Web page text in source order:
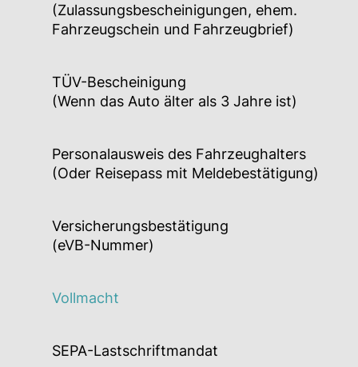
(Zulassungsbescheinigungen, ehem.
Fahrzeugschein und Fahrzeugbrief)
TÜV-Bescheinigung
(Wenn das Auto älter als 3 Jahre ist)
Personalausweis des Fahrzeughalters
(Oder Reisepass mit Meldebestätigung)
Versicherungsbestätigung
(eVB-Nummer)
Vollmacht
SEPA-Lastschriftmandat